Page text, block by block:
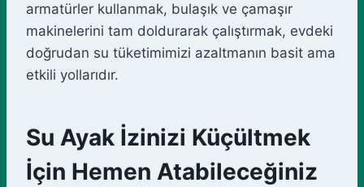
armatürler kullanmak, bulaşık ve çamaşır
makinelerini tam doldurarak çalıştırmak, evdeki
doğrudan su tüketimimizi azaltmanın basit ama
etkili yollarıdır.
Su Ayak İzinizi Küçültmek
İçin Hemen Atabileceğiniz